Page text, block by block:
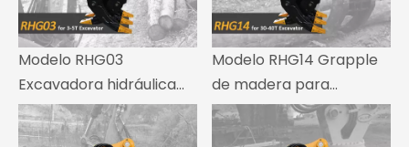
Modelo RHG03
Excavadora hidráulica
Grapz de madera para
una excavadora de 3-5
Modelo RHG14 Grapple
de madera para
excavadoras de 30-40
toneladas